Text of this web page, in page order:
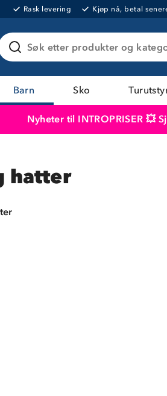
Rask levering Kjøp nå, betal
Søk etter produkter og
Barn Sko
Nyheter til INTROPRISER 💥
hatter